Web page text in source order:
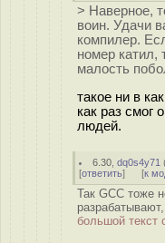
> Наверное,
воин. Удачи
компилер.
номер катил,
малость
такое ни в
как раз смог
людей.
6.30 ,dq0s4y71
[ответить] [к
Так GCC тоже
большой текст